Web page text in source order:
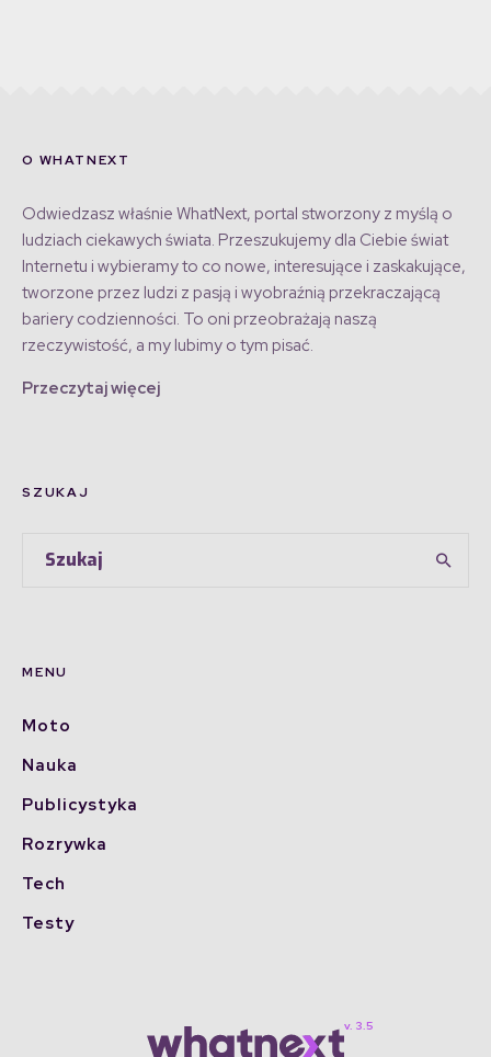
O WHATNEXT
Odwiedzasz właśnie WhatNext, portal stworzony z myślą o
ludziach ciekawych świata. Przeszukujemy dla Ciebie świat
Internetu i wybieramy to co nowe, interesujące i zaskakujące,
tworzone przez ludzi z pasją i wyobraźnią przekraczającą
bariery codzienności. To oni przeobrażają naszą
rzeczywistość, a my lubimy o tym pisać.
Przeczytaj więcej
SZUKAJ
MENU
Moto
Nauka
Publicystyka
Rozrywka
Tech
Testy